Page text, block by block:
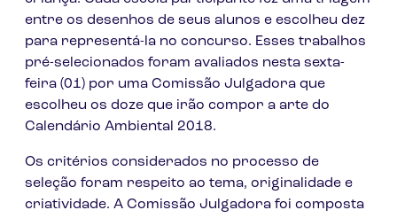
entre os desenhos de seus alunos e escolheu dez
para representá-la no concurso. Esses trabalhos
pré-selecionados foram avaliados nesta sexta-
feira (01) por uma Comissão Julgadora que
escolheu os doze que irão compor a arte do
Calendário Ambiental 2018.
Os critérios considerados no processo de
seleção foram respeito ao tema, originalidade e
criatividade. A Comissão Julgadora foi composta